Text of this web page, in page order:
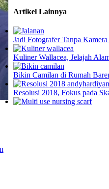
Artikel Lainnya
Jadi Fotografer Tanpa
Kuliner Wallacea, Jelajah
Bikin Camilan di Rumah
Resolusi 2018, Fokus pada